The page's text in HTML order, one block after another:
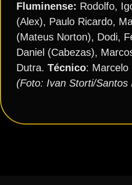
Fluminense: Rodolfo,
(Alex), Paulo Ricardo,
(Mateus Norton), Dodi,
Daniel (Cabezas),
Dutra. Técnico: Marcelo
(Foto: Ivan Storti/Santos